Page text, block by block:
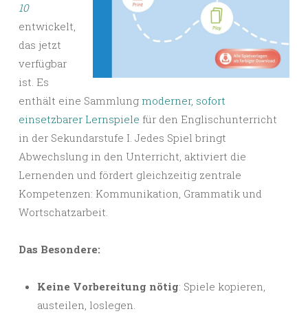
10
entwickelt,
das jetzt
verfügbar
ist. Es
enthält eine Sammlung moderner, sofort
einsetzbarer Lernspiele für den Englischunterricht
in der Sekundarstufe I. Jedes Spiel bringt
Abwechslung in den Unterricht, aktiviert die
Lernenden und fördert gleichzeitig zentrale
Kompetenzen: Kommunikation, Grammatik und
Wortschatzarbeit.
Das Besondere:
Keine Vorbereitung nötig: Spiele kopieren,
austeilen, loslegen.